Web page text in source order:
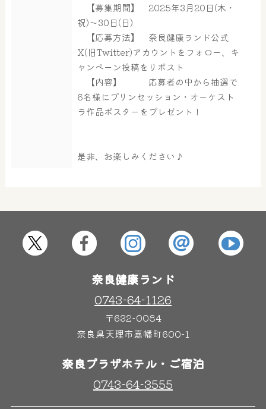
【募集期間】 2025年3月20日(木・
祝)～30日(日)
【応募方法】 奈良健康ランド公式
X(旧Twitter)アカウントをフォロー、キ
ャンペーン投稿をリポスト
【内容】 応募者の中から抽選で
6名様にプリンセッション・オーケスト
ラ作品ポスターをプレゼント！
是非、お楽しみください♪
奈良健康ランド
0743-64-1126
〒632-0084
奈良県天理市嘉幡町600-1
奈良プラザホテル・ご宿泊
0743-64-3555